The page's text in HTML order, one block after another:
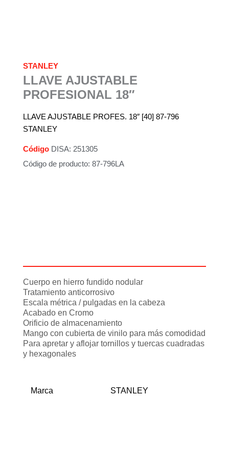
STANLEY
LLAVE AJUSTABLE
PROFESIONAL 18″
LLAVE AJUSTABLE PROFES. 18″ [40] 87-796
STANLEY
Código DISA: 251305
Código de producto: 87-796LA
Cuerpo en hierro fundido nodular
Tratamiento anticorrosivo
Escala métrica / pulgadas en la cabeza
Acabado en Cromo
Orificio de almacenamiento
Mango con cubierta de vinilo para más comodidad
Para apretar y aflojar tornillos y tuercas cuadradas
y hexagonales
Marca STANLEY